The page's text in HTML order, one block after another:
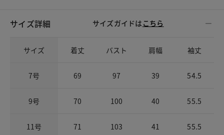
サイズ詳細 サイズガイドは こちら
サイズ 着丈 バスト 肩幅 袖丈
7号 69 97 39 54.5
9号 70 100 40 55.5
11号 71 103 41 55.5